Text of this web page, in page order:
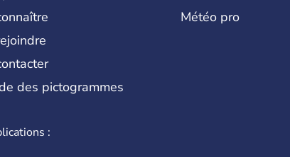
des pictogrammes
Météo pro
: